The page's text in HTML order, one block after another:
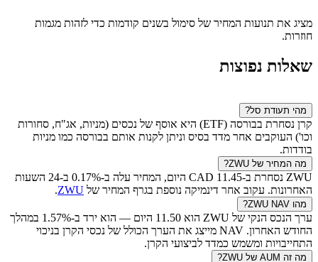
מציג את תנועות המחיר של סימול בשנים קודמות כדי לזהות מגמות
חוזרות.
שאלות נפוצות
מהי תעודת סל?
קרן נסחרת בבורסה (ETF) היא אוסף של נכסים (מניות, אג"ח, סחורות
וכו') העוקבים אחר מדד בסיס וניתן לקנות אותם בבורסה כמו מניות
בודדות.
מה המחיר של ZWU
?
ZWU נסחרת ב-11.45
CAD היום, המחיר עלה ב- 0.17
% ב-24 השעות
האחרונות. עקוב אחר דינמיקה נוספת בגרף המחיר של ZWU
.
מהו ZWU NAV?
ערך הנכס הנקי של ZWU הוא 11.50 היום — הוא ירד ב- 1.57 % במהלך
החודש האחרון. NAV מייצג את הערך הכולל של נכסי הקרן בניכוי
התחייבויות ומשמש כמדד לביצועי הקרן.
מה זה AUM של ZWU
?